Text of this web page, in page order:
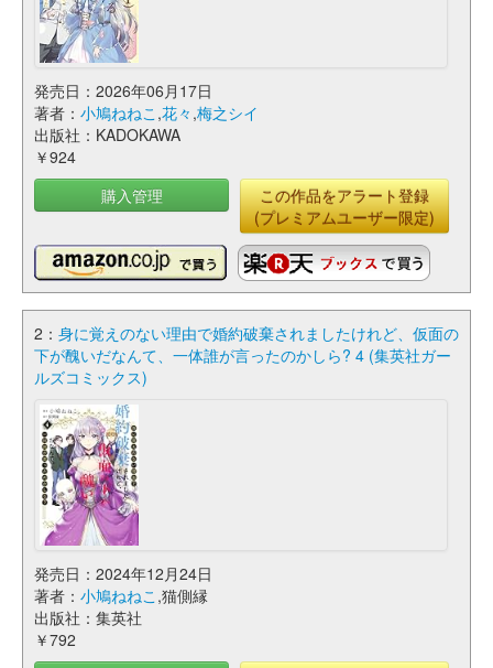
発売日：2026年06月17日
著者： 小鳩ねねこ ,花々 ,梅之シイ
出版社：KADOKAWA
￥924
購入管理
この作品をアラート登録
(プレミアムユーザー限定)
2： 身に覚えのない理由で婚約破棄されましたけれど、仮面の
下が醜いだなんて、一体誰が言ったのかしら? 4 (集英社ガー
ルズコミックス)
発売日：2024年12月24日
著者： 小鳩ねねこ ,猫側縁
出版社：集英社
￥792